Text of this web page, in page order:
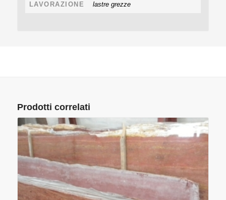
LAVORAZIONE lastre grezze
Prodotti correlati